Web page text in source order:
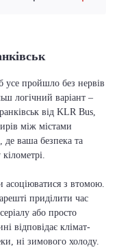
усе пройшло без нервів
логічний варіант –
від KLR Bus,
між містами
де ваша безпека та
асоціюватися з втомою.
приділити час
або просто
відповідає клімат-
ні зимового холоду.